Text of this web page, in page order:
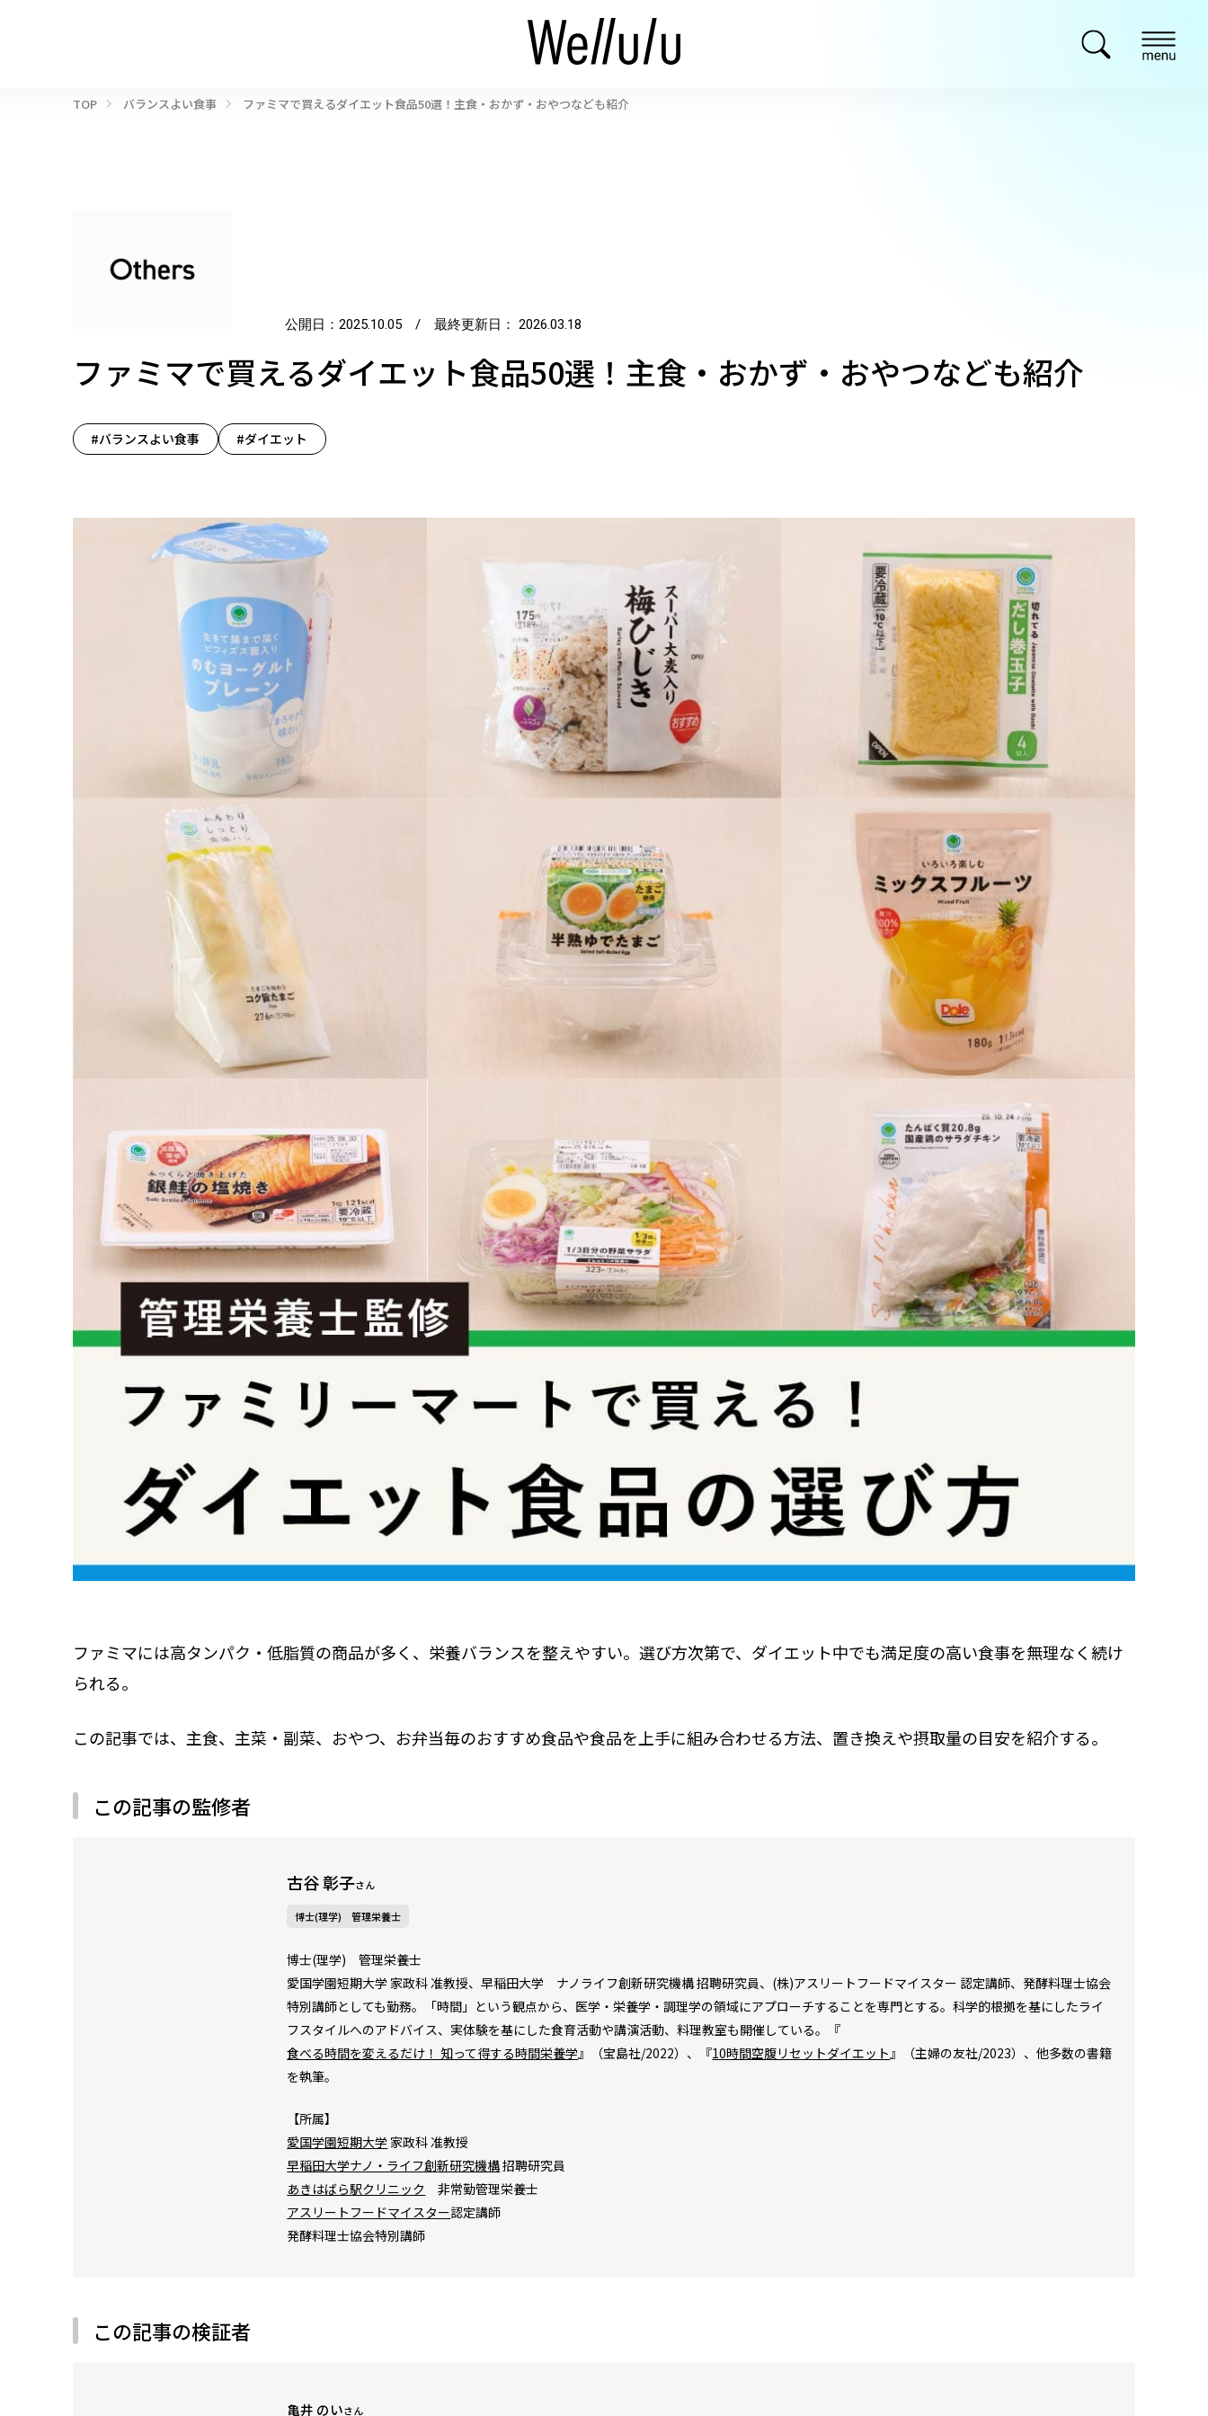
TOP バランスよい食事 ファミマで買えるダイエット食品50選！主食・おかず・おやつなども紹介
公開日：2025.10.05 / 最終更新日： 2026.03.18
ファミマで買えるダイエット食品50選！主食・おかず・おやつなども紹介
#バランスよい食事 #ダイエット
ファミマには高タンパク・低脂質の商品が多く、栄養バランスを整えやすい。選び方次第で、ダイエット中でも満足度の高い食事を無理なく続け
られる。
この記事では、主食、主菜・副菜、おやつ、お弁当毎のおすすめ食品や食品を上手に組み合わせる方法、置き換えや摂取量の目安を紹介する。
この記事の監修者
古谷 彰子さん
博士(理学) 管理栄養士
博士(理学) 管理栄養士
愛国学園短期大学 家政科 准教授、早稲田大学 ナノライフ創新研究機構 招聘研究員、(株)アスリートフードマイスター 認定講師、発酵料理士協会
特別講師としても勤務。「時間」という観点から、医学・栄養学・調理学の領域にアプローチすることを専門とする。科学的根拠を基にしたライ
フスタイルへのアドバイス、実体験を基にした食育活動や講演活動、料理教室も開催している。『
食べる時間を変えるだけ！ 知って得する時間栄養学』（宝島社/2022）、『10時間空腹リセットダイエット』（主婦の友社/2023）、他多数の書籍
を執筆。
【所属】
愛国学園短期大学 家政科 准教授
早稲田大学ナノ・ライフ創新研究機構招聘研究員
あきはばら駅クリニック
非常勤管理栄養士
アスリートフードマイスター認定講師
発酵料理士協会特別講師
この記事の検証者
亀井 のいさん